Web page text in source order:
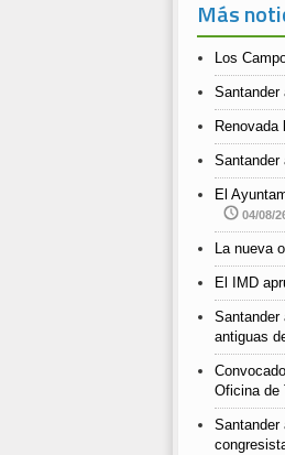
Más
Los
Santander
Santander
El
04/08/
La nueva
El IMD
Santander
antiguas
Oficina de
Santander